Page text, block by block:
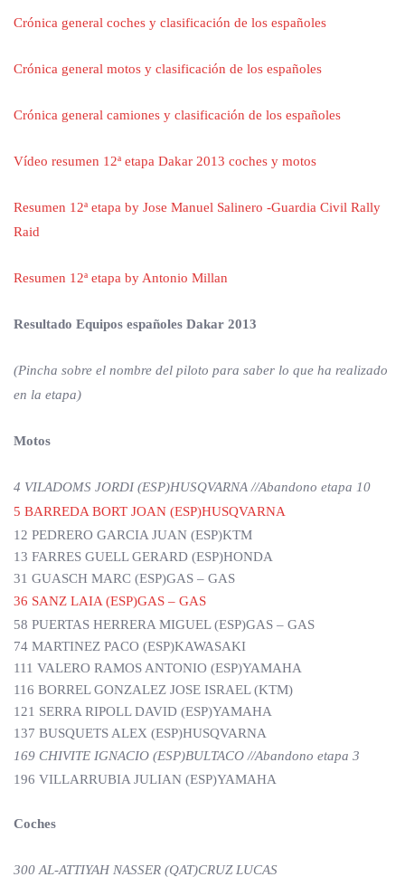
Crónica general coches y clasificación de los españoles
Crónica general motos y clasificación de los españoles
Crónica general camiones y clasificación de los españoles
Vídeo resumen 12ª etapa Dakar 2013 coches y motos
Resumen 12ª etapa by Jose Manuel Salinero -Guardia Civil Rally
Raid
Resumen 12ª etapa by Antonio Millan
Resultado Equipos españoles Dakar 2013
(Pincha sobre el nombre del piloto para saber lo que ha realizado
en la etapa)
Motos
4 VILADOMS JORDI (ESP)HUSQVARNA //Abandono etapa 10
5 BARREDA BORT JOAN (ESP)HUSQVARNA
12 PEDRERO GARCIA JUAN (ESP)KTM
13 FARRES GUELL GERARD (ESP)HONDA
31 GUASCH MARC (ESP)GAS – GAS
36 SANZ LAIA (ESP)GAS – GAS
58 PUERTAS HERRERA MIGUEL (ESP)GAS – GAS
74 MARTINEZ PACO (ESP)KAWASAKI
111 VALERO RAMOS ANTONIO (ESP)YAMAHA
116 BORREL GONZALEZ JOSE ISRAEL (KTM)
121 SERRA RIPOLL DAVID (ESP)YAMAHA
137 BUSQUETS ALEX (ESP)HUSQVARNA
169 CHIVITE IGNACIO (ESP)BULTACO //Abandono etapa 3
196 VILLARRUBIA JULIAN (ESP)YAMAHA
Coches
300 AL-ATTIYAH NASSER (QAT)CRUZ LUCAS